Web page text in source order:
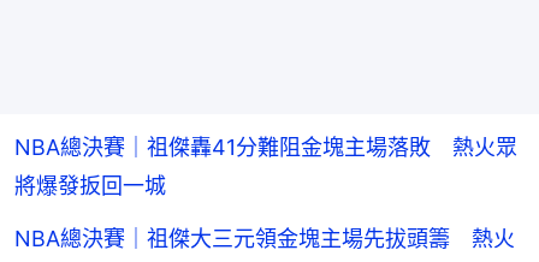
NBA總決賽｜祖傑轟41分難阻金塊主場落敗 熱火眾
將爆發扳回一城
NBA總決賽｜祖傑大三元領金塊主場先拔頭籌 熱火